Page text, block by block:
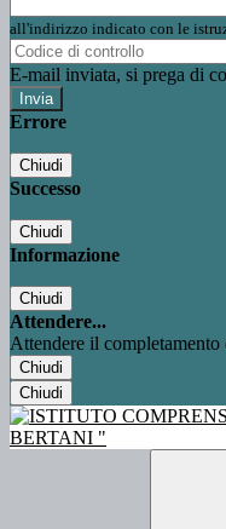
all'indirizzo indicato con le
E-mail inviata, si prega di
Errore
Chiudi
Successo
Chiudi
Informazione
Chiudi
Attendere...
Attendere il completamento
Chiudi
Chiudi